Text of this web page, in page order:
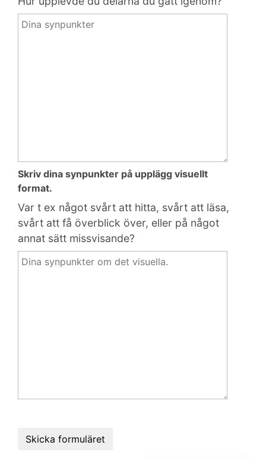
Skriv dina synpunkter på upplägg visuellt
format.
Var t ex något svårt att hitta, svårt att läsa,
svårt att få överblick över, eller på något
annat sätt missvisande?